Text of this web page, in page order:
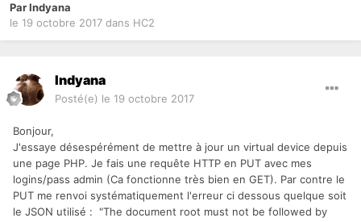
ParIndyana
le 19 octobre 2017 dans HC2
Indyana
Posté(e) le 19 octobre 2017
Bonjour,
J'essaye désespérément de mettre à jour un virtual device depuis
une page PHP. Je fais une requête HTTP en PUT avec mes
logins/pass admin (Ca fonctionne très bien en GET). Par contre le
PUT me renvoi systématiquement l'erreur ci dessous quelque soit
le JSON utilisé : "The document root must not be followed by